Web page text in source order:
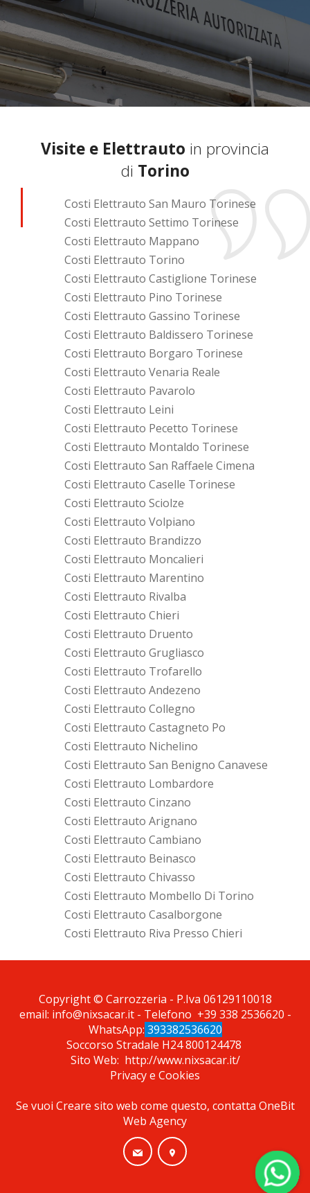
Visite e Elettrauto in provincia
di Torino
Costi Elettrauto San Mauro Torinese
Costi Elettrauto Settimo Torinese
Costi Elettrauto Mappano
Costi Elettrauto Torino
Costi Elettrauto Castiglione Torinese
Costi Elettrauto Pino Torinese
Costi Elettrauto Gassino Torinese
Costi Elettrauto Baldissero Torinese
Costi Elettrauto Borgaro Torinese
Costi Elettrauto Venaria Reale
Costi Elettrauto Pavarolo
Costi Elettrauto Leini
Costi Elettrauto Pecetto Torinese
Costi Elettrauto Montaldo Torinese
Costi Elettrauto San Raffaele Cimena
Costi Elettrauto Caselle Torinese
Costi Elettrauto Sciolze
Costi Elettrauto Volpiano
Costi Elettrauto Brandizzo
Costi Elettrauto Moncalieri
Costi Elettrauto Marentino
Costi Elettrauto Rivalba
Costi Elettrauto Chieri
Costi Elettrauto Druento
Costi Elettrauto Grugliasco
Costi Elettrauto Trofarello
Costi Elettrauto Andezeno
Costi Elettrauto Collegno
Costi Elettrauto Castagneto Po
Costi Elettrauto Nichelino
Costi Elettrauto San Benigno Canavese
Costi Elettrauto Lombardore
Costi Elettrauto Cinzano
Costi Elettrauto Arignano
Costi Elettrauto Cambiano
Costi Elettrauto Beinasco
Costi Elettrauto Chivasso
Costi Elettrauto Mombello Di Torino
Costi Elettrauto Casalborgone
Costi Elettrauto Riva Presso Chieri
Copyright © Carrozzeria - P.Iva 06129110018
email: info@nixsacar.it- Telefono +39 338 2536620 -
WhatsApp: 393382536620
Soccorso Stradale H24800124478
Sito Web: http://www.nixsacar.it/
Privacye Cookies
Se vuoi Creare sito web come questo, contatta OneBit
Web Agency